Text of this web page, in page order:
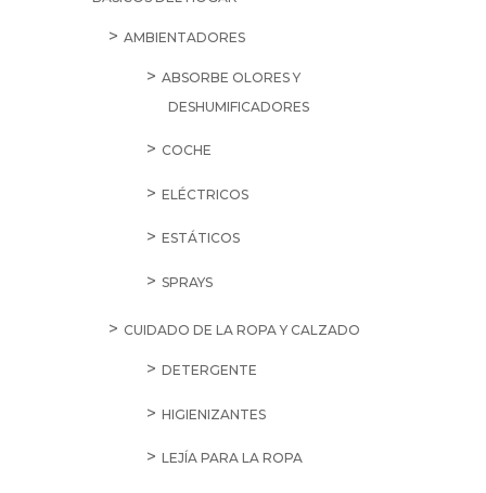
AMBIENTADORES
ABSORBE OLORES Y
DESHUMIFICADORES
COCHE
ELÉCTRICOS
ESTÁTICOS
SPRAYS
CUIDADO DE LA ROPA Y CALZADO
DETERGENTE
HIGIENIZANTES
LEJÍA PARA LA ROPA